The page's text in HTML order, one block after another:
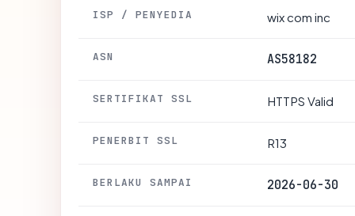
ISP / PENYEDIA wix com inc
ASN AS58182
SERTIFIKAT SSL HTTPS Valid
PENERBIT SSL R13
BERLAKU SAMPAI 2026-06-30